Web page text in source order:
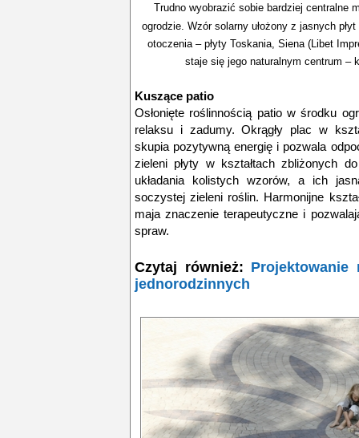
Trudno wyobrazić sobie bardziej centralne
ogrodzie. Wzór solarny ułożony z jasnych
otoczenia – płyty Toskania, Siena (Libet
staje się jego naturalnym centrum –
Kuszące patio
Osłonięte roślinnością patio w środku
relaksu i zadumy. Okrągły plac w
skupia pozytywną energię i pozwala
zieleni płyty w kształtach zbliżonych
układania kolistych wzorów, a ich
soczystej zieleni roślin. Harmonijne
maja znaczenie terapeutyczne i
spraw.
Czytaj również: Projektowanie
jednorodzinnych